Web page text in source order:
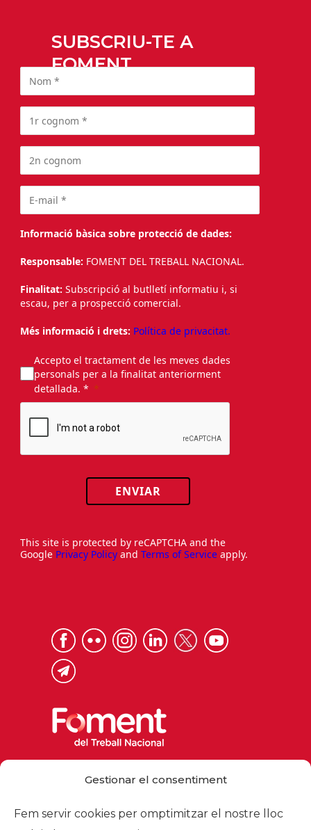
Gestionar el consentiment
Fem servir cookies per omptimitzar el nostre lloc
SUBSCRIU-TE A
FOMENT
Informació bàsica sobre protecció de dades:
Responsable: FOMENT DEL TREBALL NACIONAL.
Finalitat: Subscripció al butlletí informatiu i, si
escau, per a prospecció comercial.
Més informació i drets: Política de privacitat.
Accepto el tractament de les meves dades
personals per a la finalitat anteriorment
detallada. *
ENVIAR
This site is protected by reCAPTCHA and the
Google Privacy Policy and Terms of Service apply.
foment@foment.com